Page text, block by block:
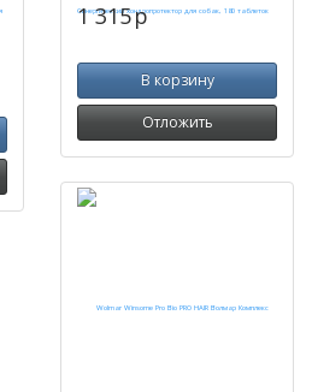
1 315p
В корзину
Отложить